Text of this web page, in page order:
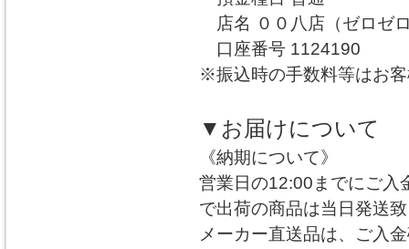
店名 ００八店（ゼロゼ
口座番号 1124190
※振込時の手数料等はお
▼お届けについて
《納期について》
営業日の12:00までにご入
で出荷の商品は当日発送
メーカー直送品は、ご入